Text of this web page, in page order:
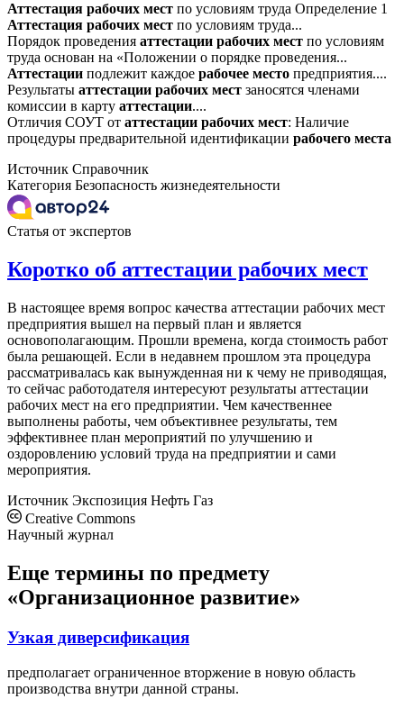
Аттестация рабочих мест по условиям труда Определение 1
Аттестация рабочих мест по условиям труда...
Порядок проведения аттестации рабочих мест по условиям
труда основан на «Положении о порядке проведения...
Аттестации подлежит каждое рабочее место предприятия....
Результаты аттестации рабочих мест заносятся членами
комиссии в карту аттестации....
Отличия СОУТ от аттестации рабочих мест: Наличие
процедуры предварительной идентификации рабочего места
Источник Справочник
Категория Безопасность жизнедеятельности
Статья от экспертов
Коротко об аттестации рабочих мест
В настоящее время вопрос качества аттестации рабочих мест
предприятия вышел на первый план и является
основополагающим. Прошли времена, когда стоимость работ
была решающей. Если в недавнем прошлом эта процедура
рассматривалась как вынужденная ни к чему не приводящая,
то сейчас работодателя интересуют результаты аттестации
рабочих мест на его предприятии. Чем качественнее
выполнены работы, чем объективнее результаты, тем
эффективнее план мероприятий по улучшению и
оздоровлению условий труда на предприятии и сами
мероприятия.
Источник Экспозиция Нефть Газ
Creative Commons
Научный журнал
Еще термины по предмету
«Организационное развитие»
Узкая диверсификация
предполагает ограниченное вторжение в новую область
производства внутри данной страны.